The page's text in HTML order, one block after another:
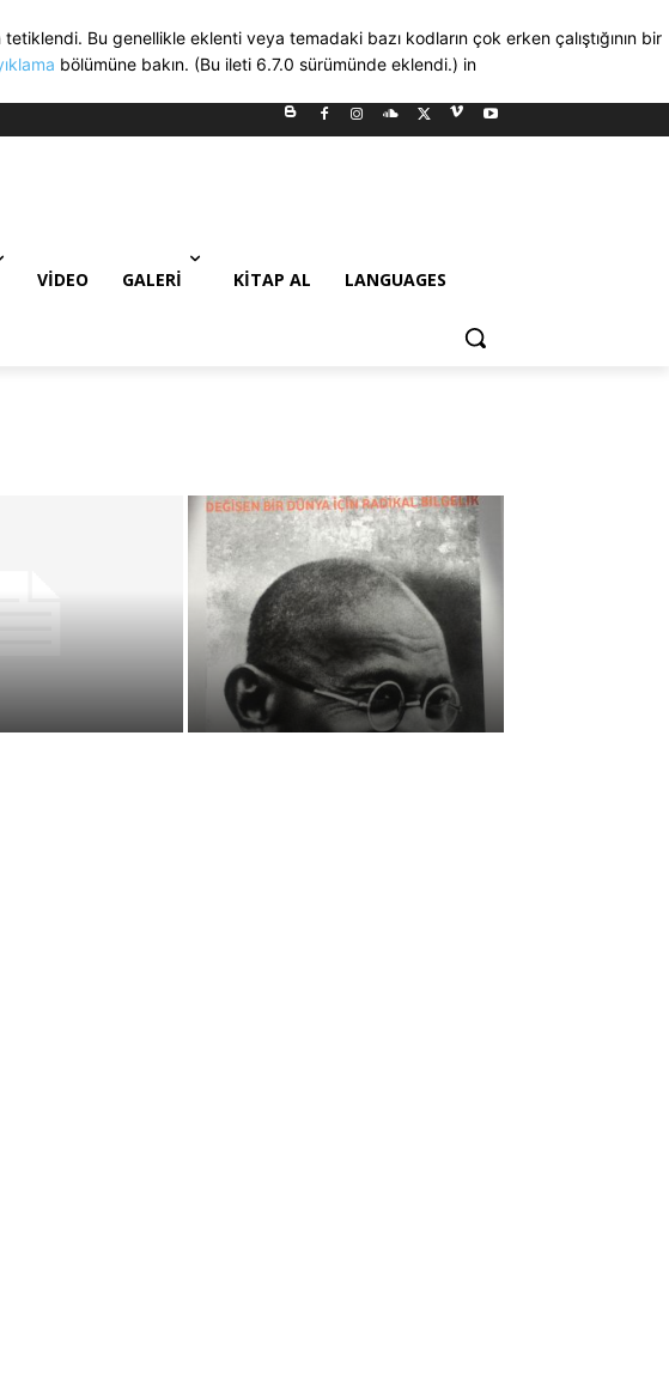
Bu genellikle eklenti veya temadaki bazı kodların çok erken çalıştığının bir
bölümüne bakın. (Bu ileti 6.7.0 sürümünde eklendi.) in
VIDEO GALERI KITAP AL LANGUAGES